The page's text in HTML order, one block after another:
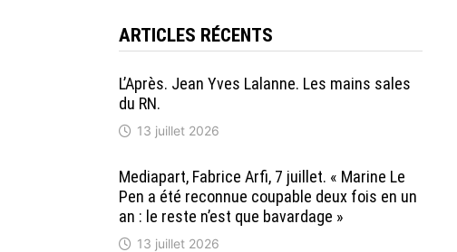
ARTICLES RÉCENTS
L’Après. Jean Yves Lalanne. Les mains sales
du RN.
13 juillet 2026
Mediapart, Fabrice Arfi, 7 juillet. « Marine Le
Pen a été reconnue coupable deux fois en un
an : le reste n’est que bavardage »
13 juillet 2026